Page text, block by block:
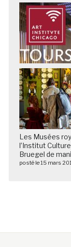
Les Musées
l’Institut
Bruegel de
posté le 15 mars